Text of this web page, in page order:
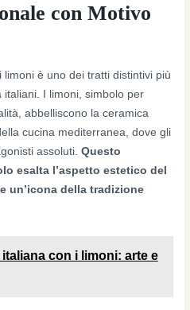
con Motivo
limoni è uno dei tratti distintivi più
I limoni, simbolo per
abbelliscono la ceramica
cucina mediterranea, dove gli
assoluti.Questo
esalta l’aspetto estetico del
un’icona della tradizione
con i limoni: arte e